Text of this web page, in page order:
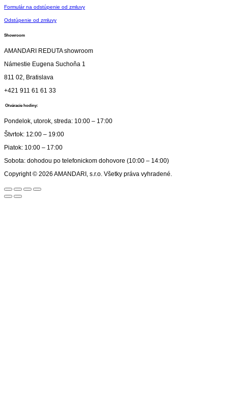
Formulár na odstúpenie od zmluvy
Odstúpenie od zmluvy
Showroom
AMANDARI REDUTA showroom
Námestie Eugena Suchoňa 1
811 02, Bratislava
+421 911 61 61 33
Otváracie hodiny:
Pondelok, utorok, streda: 10:00 – 17:00
Štvrtok: 12:00 – 19:00
Piatok: 10:00 – 17:00
Sobota: dohodou po telefonickom dohovore (10:00 – 14:00)
Copyright © 2026 AMANDARI, s.r.o. Všetky práva vyhradené.